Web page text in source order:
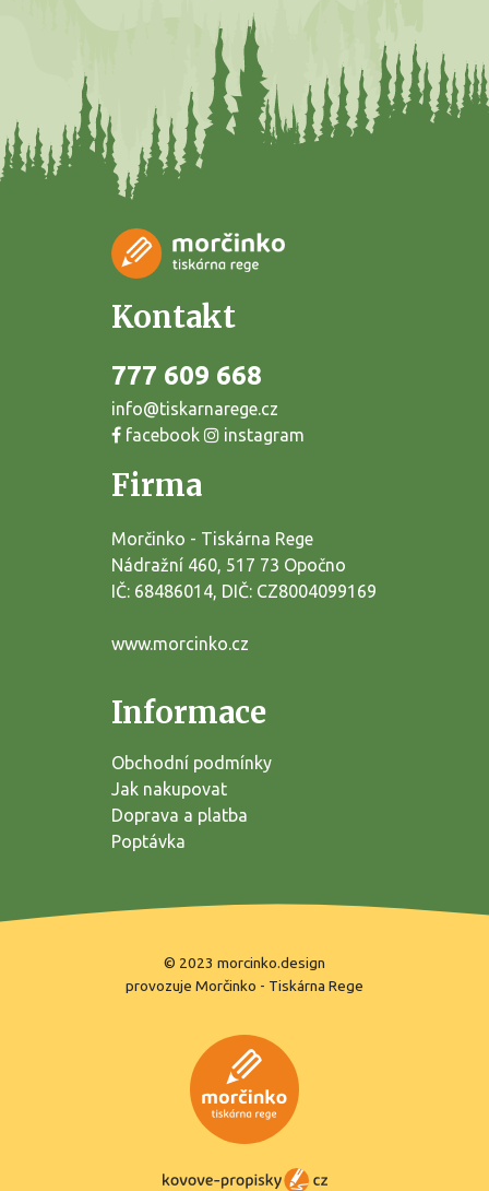
Kontakt
777 609 668
info@tiskarnarege.cz
facebook
instagram
Firma
Morčinko - Tiskárna Rege
Nádražní 460, 517 73 Opočno
IČ: 68486014, DIČ: CZ8004099169
www.morcinko.cz
Informace
Obchodní podmínky
Jak nakupovat
Doprava a platba
Poptávka
© 2023 morcinko.design
provozuje Morčinko - Tiskárna Rege